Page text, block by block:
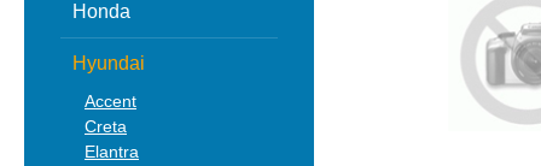
Honda
Hyundai
Accent
Creta
Elantra